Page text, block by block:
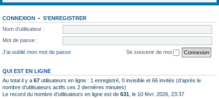
CONNEXION • S’ENREGISTRER
Nom d’utilisateur :
Mot de passe :
J’ai oublié mon mot de passe
Se souvenir de moi
QUI EST EN LIGNE
Au total il y a 67 utilisateurs en ligne : 1 enregistré, 0 invisible et 66 invités (d’après le
nombre d’utilisateurs actifs ces 2 dernières minutes)
Le record du nombre d’utilisateurs en ligne est de 631 , le 10 févr. 2026, 23:37